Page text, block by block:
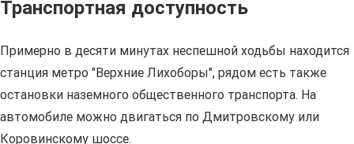
Транспортная доступность
Примерно в десяти минутах неспешной ходьбы находится
станция метро "Верхние Лихоборы", рядом есть также
остановки наземного общественного транспорта. На
автомобиле можно двигаться по Дмитровскому или
Коровинскому шоссе.